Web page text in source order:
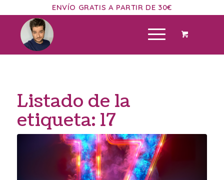
ENVÍO GRATIS A PARTIR DE 30€
Listado de la
etiqueta: 17